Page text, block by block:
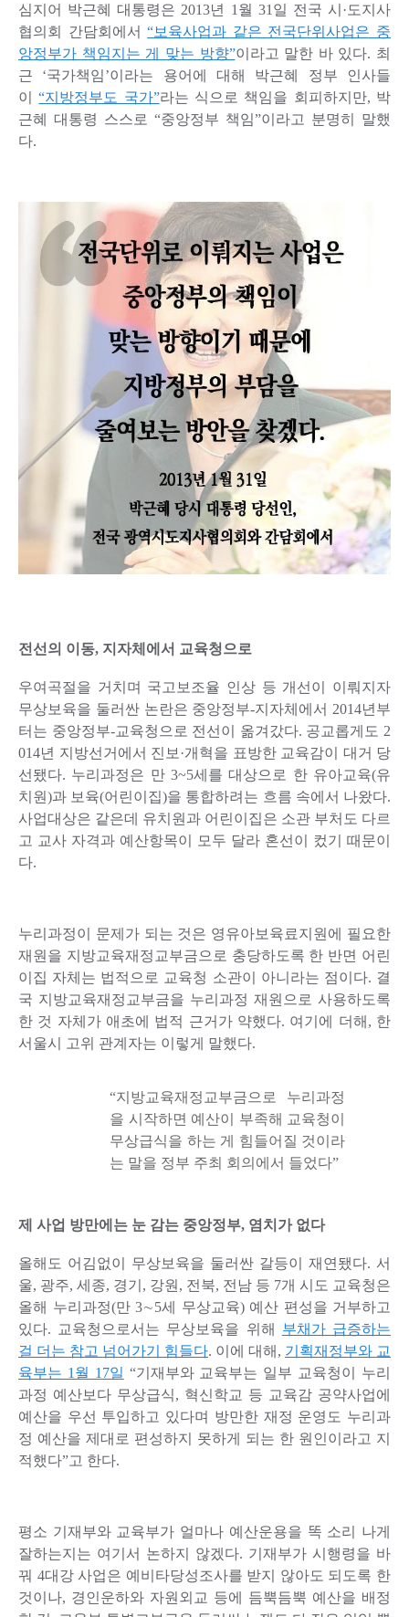
심지어 박근혜 대통령은 2013년 1월 31일 전국 시·도지사
협의회 간담회에서 “보육사업과 같은 전국단위사업은 중
앙정부가 책임지는 게 맞는 방향”이라고 말한 바 있다. 최
근 ‘국가책임’이라는 용어에 대해 박근혜 정부 인사들
이
“지방정부도 국가”라는 식으로 책임을 회피하지만, 박
근혜 대통령 스스로 “중앙정부 책임”이라고 분명히 말했
다.
전선의 이동, 지자체에서 교육청으로
우여곡절을 거치며 국고보조율 인상 등 개선이 이뤄지자
무상보육을 둘러싼 논란은 중앙정부-지자체에서 2014년부
터는 중앙정부-교육청으로 전선이 옮겨갔다. 공교롭게도 2
014년 지방선거에서 진보·개혁을 표방한 교육감이 대거 당
선됐다. 누리과정은 만 3~5세를 대상으로 한 유아교육(유
치원)과 보육(어린이집)을 통합하려는 흐름 속에서 나왔다.
사업대상은 같은데 유치원과 어린이집은 소관 부처도 다르
고 교사 자격과 예산항목이 모두 달라 혼선이 컸기 때문이
다.
누리과정이 문제가 되는 것은 영유아보육료지원에 필요한
재원을 지방교육재정교부금으로 충당하도록 한 반면 어린
이집 자체는 법적으로 교육청 소관이 아니라는 점이다. 결
국 지방교육재정교부금을 누리과정 재원으로 사용하도록
한 것 자체가 애초에 법적 근거가 약했다. 여기에 더해, 한
서울시 고위 관계자는 이렇게 말했다.
“지방교육재정교부금으로 누리과정
을 시작하면 예산이 부족해 교육청이
무상급식을 하는 게 힘들어질 것이라
는 말을 정부 주최 회의에서 들었다”
제 사업 방만에는 눈 감는 중앙정부, 염치가 없다
올해도 어김없이 무상보육을 둘러싼 갈등이 재연됐다. 서
울, 광주, 세종, 경기, 강원, 전북, 전남 등 7개 시도 교육청은
올해 누리과정(만 3∼5세 무상교육) 예산 편성을 거부하고
있다. 교육청으로서는 무상보육을 위해
부채가 급증하는
걸 더는 참고 넘어가기 힘들다. 이에 대해, 기획재정부와 교
육부는 1월 17일 “기재부와 교육부는 일부 교육청이 누리
과정 예산보다 무상급식, 혁신학교 등 교육감 공약사업에
예산을 우선 투입하고 있다며 방만한 재정 운영도 누리과
정 예산을 제대로 편성하지 못하게 되는 한 원인이라고 지
적했다”고 한다.
평소 기재부와 교육부가 얼마나 예산운용을 똑 소리 나게
잘하는지는 여기서 논하지 않겠다. 기재부가 시행령을 바
꿔 4대강 사업은 예비타당성조사를 받지 않아도 되도록 한
것이나, 경인운하와 자원외교 등에 듬뿍듬뿍 예산을 배정